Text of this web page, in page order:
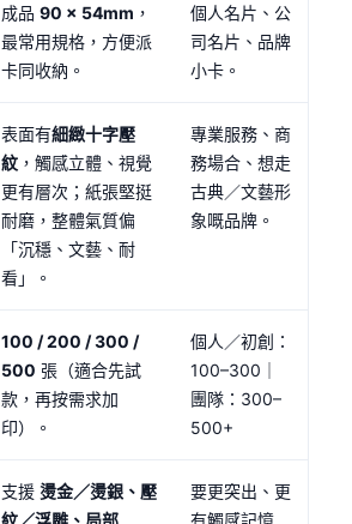
成品 90 × 54mm ，
最常用規格，方便派
卡同收納。
個人名片、公
司名片、品牌
小卡。
表面有細緻十字壓
紋 ，觸感立體、視覺
更有層次；紙張堅挺
耐磨，整體氣質偏
「沉穩、文藝、耐
看」。
專業服務、商
務場合、想走
古典／文藝形
象嘅品牌。
100 / 200 / 300 /
500 張（適合先試
款，再按需求加
印）。
個人／初創：
100–300｜
團隊：300–
500+
支援 燙金／燙銀、壓
紋／浮雕、局部
要更突出、更
有觸感記憶